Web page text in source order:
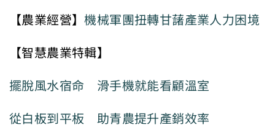
【農業經營】機械軍團扭轉甘藷產業人力困境
【智慧農業特輯】
擺脫風水宿命 滑手機就能看顧溫室